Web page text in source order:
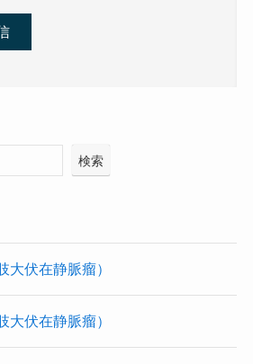
検索
大伏在静脈瘤）
大伏在静脈瘤）